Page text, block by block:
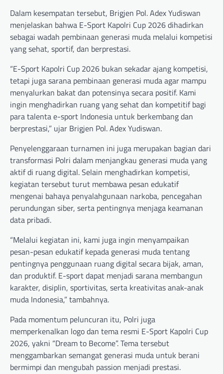
Dalam kesempatan tersebut, Brigjen Pol. Adex Yudiswan
menjelaskan bahwa E-Sport Kapolri Cup 2026 dihadirkan
sebagai wadah pembinaan generasi muda melalui kompetisi
yang sehat, sportif, dan berprestasi.
“E-Sport Kapolri Cup 2026 bukan sekadar ajang kompetisi,
tetapi juga sarana pembinaan generasi muda agar mampu
menyalurkan bakat dan potensinya secara positif. Kami
ingin menghadirkan ruang yang sehat dan kompetitif bagi
para talenta e-sport Indonesia untuk berkembang dan
berprestasi,” ujar Brigjen Pol. Adex Yudiswan.
Penyelenggaraan turnamen ini juga merupakan bagian dari
transformasi Polri dalam menjangkau generasi muda yang
aktif di ruang digital. Selain menghadirkan kompetisi,
kegiatan tersebut turut membawa pesan edukatif
mengenai bahaya penyalahgunaan narkoba, pencegahan
perundungan siber, serta pentingnya menjaga keamanan
data pribadi.
“Melalui kegiatan ini, kami juga ingin menyampaikan
pesan-pesan edukatif kepada generasi muda tentang
pentingnya penggunaan ruang digital secara bijak, aman,
dan produktif. E-sport dapat menjadi sarana membangun
karakter, disiplin, sportivitas, serta kreativitas anak-anak
muda Indonesia,” tambahnya.
Pada momentum peluncuran itu, Polri juga
memperkenalkan logo dan tema resmi E-Sport Kapolri Cup
2026, yakni “Dream to Become”. Tema tersebut
menggambarkan semangat generasi muda untuk berani
bermimpi dan mengubah passion menjadi prestasi.